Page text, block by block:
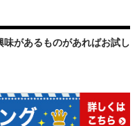
があるものがあればお試し